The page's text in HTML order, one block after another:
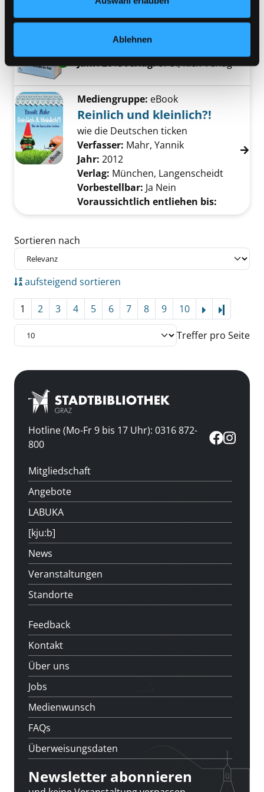
Ablehnen
Exemplar-Details von Denke! Anders
Mediengruppe:Sachbuch
Denke! Anders
Jahr:2013Verlag:o. O., Rich Verlag
Mediengruppe: eBook
Reinlich und kleinlich?!
wie die Deutschen ticken
Verfasser: Mahr, Yannik Suche nach
Jahr: 2012
Verlag: München, Langenscheidt
Vorbestellbar: Ja Nein
Voraussichtlich entliehen bis:
Zu den Suchfiltern springen
Sortieren nach
aufsteigend sortieren
1 2 3 4 5 6 7 8 9 10
Treffer pro Seite
Hotline (Mo-Fr 9 bis 17 Uhr): 0316 872-
800
Mitgliedschaft
Angebote
LABUKA
[kju:b]
News
Veranstaltungen
Standorte
Feedback
Kontakt
Über uns
Jobs
Medienwunsch
FAQs
Überweisungsdaten
Newsletter abonnieren